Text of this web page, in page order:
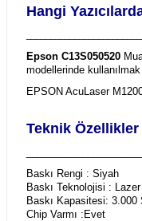
Hangi
Epson C13S050520
modellerinde
EPSON AcuLaser
Teknik Özellikler
Baskı Rengi : Siyah
Baskı Teknolojisi :
Baskı Kapasitesi: 3.000
Chip Varmı :Evet